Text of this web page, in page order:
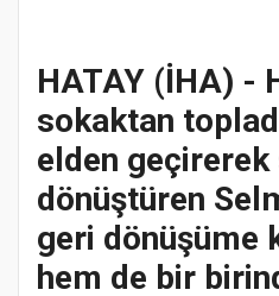
HATAY (İHA) -
sokaktan
elden geçirerek
dönüştüren
geri dönüşüme
hem de bir